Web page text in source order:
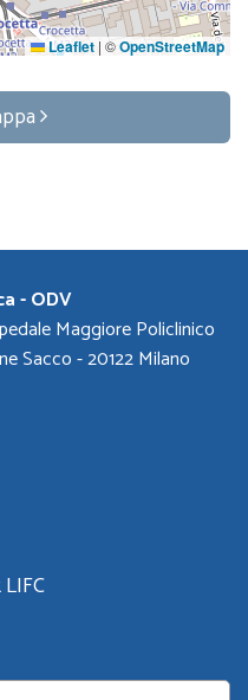
Leaflet | ©OpenStreetMap
- ODV
Maggiore Policlinico
Sacco - 20122 Milano